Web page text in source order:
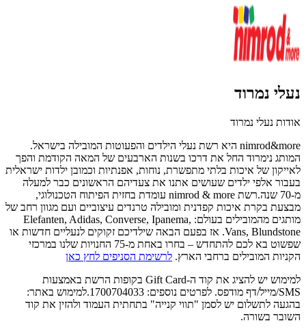
נעלי נמרוד
אודות נעלי נמרוד
nimrod&more היא רשת נעלי הילדים והפעוטות המובילה בישראל.
המותג נימרוד החל את דרכו בשנות הארבעים של המאה הקודמת והפך
לאייקון של איכות בלתי מתפשרת, נוחות, אפנתיות וכמובן ילדות ישראלית
בעבור אלפי ילדים שעושים אתנו את צעדיהם הראשונים כבר למעלה
מ-70 שנה.רשת nimrod & more עומדת בחזית הפיתוח הטכנולוגי,
מבצעת בקרת איכות קפדנית ומובילה טרנדים עיצוביים ועם מגוון רחב של
מותגים מהמובילים בעולם: Elefanten, Adidas, Converse, Ipanema,
Vans, Blundstone. אז בפעם הבאה שילדיכם זקוקים לנעליים חדשות או
שפשוט בא לכם להתחדש – בחרו באחת מ-75 החנויות שלנו במרכזי
הקניות המובילים ברחבי הארץ. לרשימת הסניפים לחץ כאן
למימוש יש להציג את קוד ה-Gift Card בקופות הרשת באמצעות
SMS/מייל/דף מודפס. לפרטים נוספים: 1700704033.למימוש באתר:
בהגעה לתשלום יש לסמן "תווי קנייה" בתחתית העמוד ולהזין את קוד
השובר בשורה.